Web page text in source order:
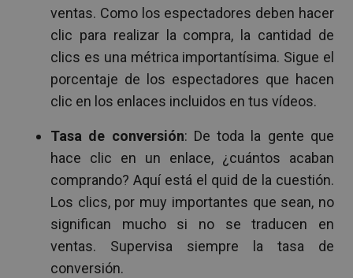
ventas. Como los espectadores deben hacer
clic para realizar la compra, la cantidad de
clics es una métrica importantísima. Sigue el
porcentaje de los espectadores que hacen
clic en los enlaces incluidos en tus vídeos.
Tasa de conversión: De toda la gente que
hace clic en un enlace, ¿cuántos acaban
comprando? Aquí está el quid de la cuestión.
Los clics, por muy importantes que sean, no
significan mucho si no se traducen en
ventas. Supervisa siempre la tasa de
conversión.